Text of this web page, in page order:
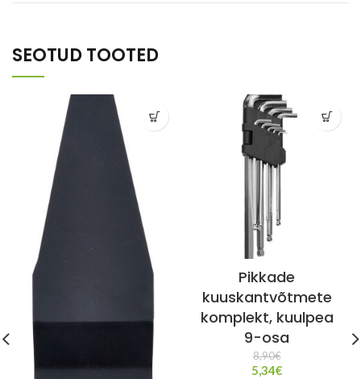
SEOTUD TOOTED
Pikkade
kuuskantvõtmete
komplekt, kuulpea
9-osa
8,90€
5,34€